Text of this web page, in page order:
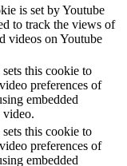
is set by Youtube
to track the views of
videos on Youtube
this cookie to
preferences of
embedded
video.
this cookie to
preferences of
embedded